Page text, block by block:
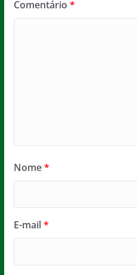
Comentário *
Nome*
E-mail*